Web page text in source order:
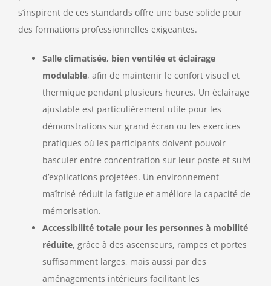
s’inspirent de ces standards offre une base solide pour
des formations professionnelles exigeantes.
Salle climatisée, bien ventilée et éclairage
modulable, afin de maintenir le confort visuel et
thermique pendant plusieurs heures. Un éclairage
ajustable est particulièrement utile pour les
démonstrations sur grand écran ou les exercices
pratiques où les participants doivent pouvoir
basculer entre concentration sur leur poste et suivi
d’explications projetées. Un environnement
maîtrisé réduit la fatigue et améliore la capacité de
mémorisation.
Accessibilité totale pour les personnes à mobilité
réduite, grâce à des ascenseurs, rampes et portes
suffisamment larges, mais aussi par des
aménagements intérieurs facilitant les